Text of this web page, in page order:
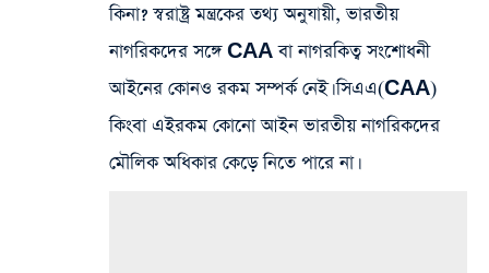
কিনা? স্বরাষ্ট্র মন্ত্রকের তথ্য অনুযায়ী, ভারতীয়
নাগরিকদের সঙ্গে CAA বা নাগরকিত্ব সংশোধনী
আইনের কোনও রকম সম্পর্ক নেই। সিএএ(CAA)
কিংবা এইরকম কোনো আইন ভারতীয় নাগরিকদের
মৌলিক অধিকার কেড়ে নিতে পারে না।